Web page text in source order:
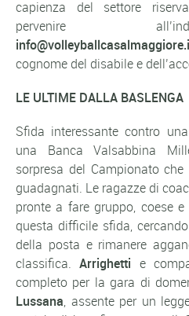
capienza del settore
pervenire
cognome del disabile e
LE ULTIME DALLA BASLENGA
Sfida interessante contro
una Banca Valsabbina
sorpresa del Campionato
guadagnati. Le ragazze di
pronte a fare gruppo, coese
questa difficile sfida,
della posta e rimanere
classifica.Arrighetti e
completo per la gara di
Lussana, assente per un